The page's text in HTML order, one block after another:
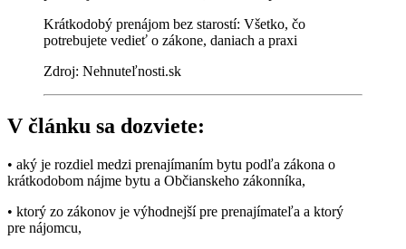
Krátkodobý prenájom bez starostí: Všetko, čo
potrebujete vedieť o zákone, daniach a praxi
Zdroj: Nehnuteľnosti.sk
V článku sa dozviete:
• aký je rozdiel medzi prenajímaním bytu podľa zákona o
krátkodobom nájme bytu a Občianskeho zákonníka,
• ktorý zo zákonov je výhodnejší pre prenajímateľa a ktorý
pre nájomcu,